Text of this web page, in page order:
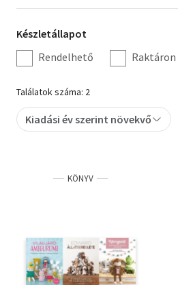
Hobbi, szabadidő
Irodalom
Művészet
Szakkönyv
Tankönyv, segédkönyv
Természettudomány
Történelem
szűrés
Készletállapot
szűrés
Készletállapot
Rendelhető
Raktáron
Találatok száma: 2
Kiadási év szerint növekvő
KÖNYV